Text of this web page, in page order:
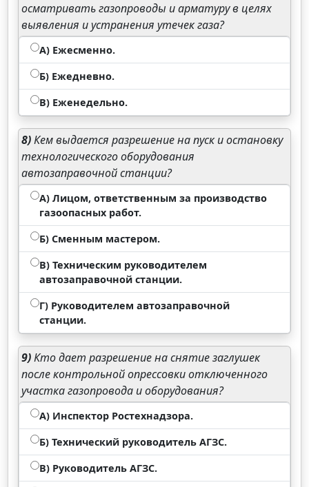
осматривать газопроводы и арматуру в целях
выявления и устранения утечек газа?
А) Ежесменно.
Б) Ежедневно.
В) Еженедельно.
8)Кем выдается разрешение на пуск и остановку
технологического оборудования
автозаправочной станции?
А) Лицом, ответственным за производство
газоопасных работ.
Б) Сменным мастером.
В) Техническим руководителем
автозаправочной станции.
Г) Руководителем автозаправочной
станции.
9)Кто дает разрешение на снятие заглушек
после контрольной опрессовки отключенного
участка газопровода и оборудования?
А) Инспектор Ростехнадзора.
Б) Технический руководитель АГЗС.
В) Руководитель АГЗС.